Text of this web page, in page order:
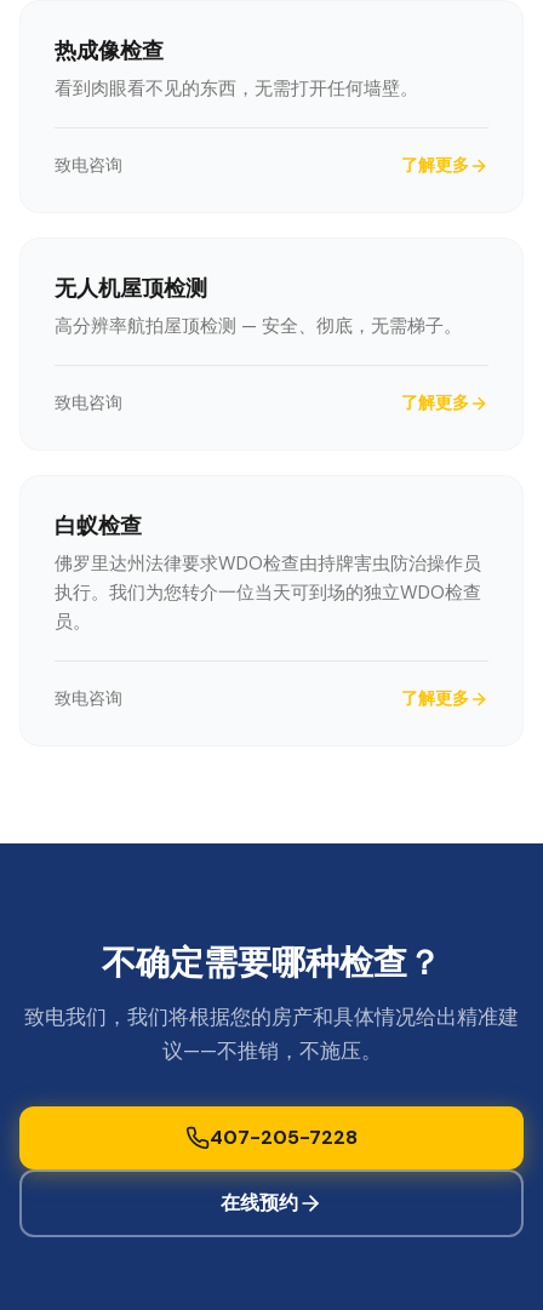
热成像检查
看到肉眼看不见的东西，无需打开任何墙壁。
致电咨询 了解更多
无人机屋顶检测
高分辨率航拍屋顶检测 — 安全、彻底，无需梯子。
致电咨询 了解更多
白蚁检查
佛罗里达州法律要求WDO检查由持牌害虫防治操作员
执行。我们为您转介一位当天可到场的独立WDO检查
员。
致电咨询 了解更多
不确定需要哪种检查？
致电我们，我们将根据您的房产和具体情况给出精准建
议——不推销，不施压。
407-205-7228
在线预约